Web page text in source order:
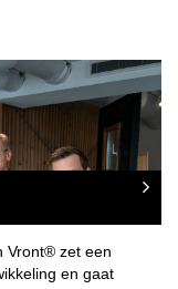
Vront® zet een
en gaat